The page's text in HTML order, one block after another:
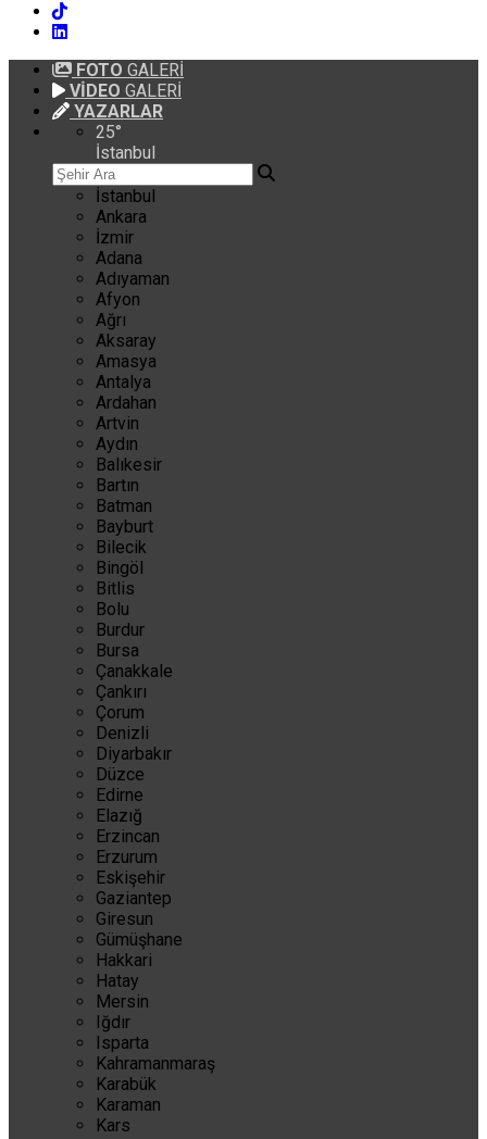
FOTO GALERİ
VİDEO GALERİ
YAZARLAR
25°
İstanbul
İstanbul
Ankara
İzmir
Adana
Adıyaman
Afyon
Ağrı
Aksaray
Amasya
Antalya
Ardahan
Artvin
Aydın
Balıkesir
Bartın
Batman
Bayburt
Bilecik
Bingöl
Bitlis
Bolu
Burdur
Bursa
Çanakkale
Çankırı
Çorum
Denizli
Diyarbakır
Düzce
Edirne
Elazığ
Erzincan
Erzurum
Eskişehir
Gaziantep
Giresun
Gümüşhane
Hakkari
Hatay
Mersin
Iğdır
Isparta
Kahramanmaraş
Karabük
Karaman
Kars